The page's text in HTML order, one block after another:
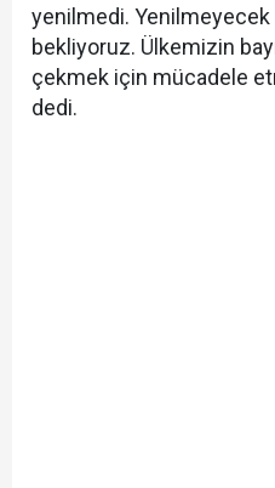
yenilmedi.
bekliyoruz. Ülkemizin
çekmek için mücadele
dedi.